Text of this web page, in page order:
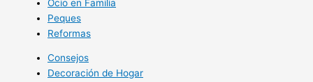
Ocio en Familia
Peques
Reformas
Consejos
Decoración de Hogar